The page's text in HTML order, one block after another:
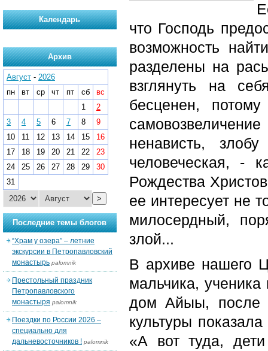
что Господь
возможность
разделены на
взглянуть на
бесценен,
ненависть,
человеческая, -
Рождества
ее интересует не
милосердный,
злой...
В архиве нашего
мальчика, ученика
дом Айыы, после
культуры
«А вот туда,
Календарь
Архив
Август - 2026
пн
вт ср чт пт сб
вс
1
2
3
4 5 6 7 8
9
10
11 12 13 14 15
16
17
18 19 20 21 22
23
24
25 26 27 28 29
30
31
>
Последние темы блогов
“Храм у озера” – летние
экскурсии в Петропавловский
монастырь palomnik
Престольный праздник
Петропавловского
монастыря palomnik
Поездки по России 2026 –
специально для
дальневосточников ! palomnik